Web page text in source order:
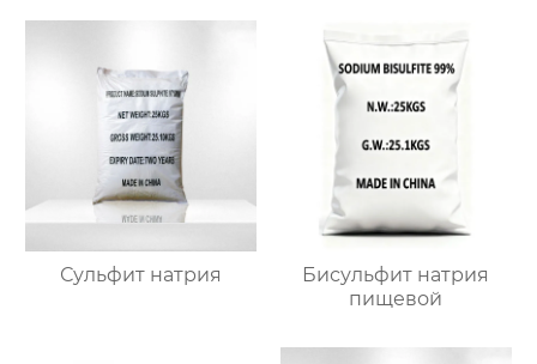
Сульфит натрия
Бисульфит натрия
пищевой